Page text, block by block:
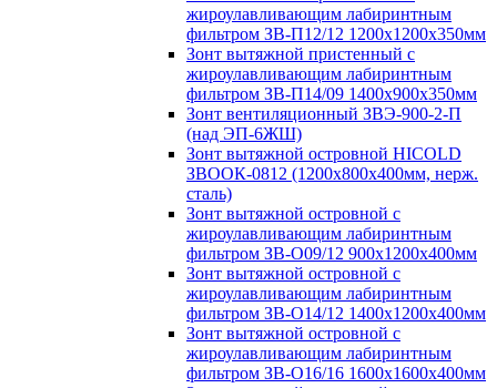
жироулавливающим лабиринтным
фильтром ЗВ-П12/12 1200х1200х350мм
Зонт вытяжной пристенный с
жироулавливающим лабиринтным
фильтром ЗВ-П14/09 1400х900х350мм
Зонт вентиляционный ЗВЭ-900-2-П
(над ЭП-6ЖШ)
Зонт вытяжной островной HICOLD
ЗВООК-0812 (1200х800x400мм, нерж.
сталь)
Зонт вытяжной островной с
жироулавливающим лабиринтным
фильтром ЗВ-О09/12 900х1200х400мм
Зонт вытяжной островной с
жироулавливающим лабиринтным
фильтром ЗВ-О14/12 1400х1200х400мм
Зонт вытяжной островной с
жироулавливающим лабиринтным
фильтром ЗВ-О16/16 1600х1600х400мм